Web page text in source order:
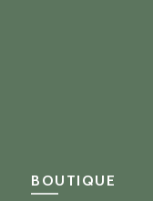
BOUTIQUE